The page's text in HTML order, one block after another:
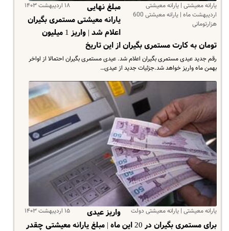
یارانه معیشتی | یارانه معیشتی
اردیبهشت ماه | یارانه معیشتی 600
هزارتومانی
۱۸ اردیبهشت ۱۴۰۳
مبلغ نهایی
یارانه معیشتی مستمری بگیران
اعلام شد | واریز 1 میلیون
تومان به کارت مستمری بگیران از این تاریخ
رقم جدید عیدی مستمری بگیران اعلام شد. عیدی مستمری بگیران احتمالا از اواخر
بهمن ماه واریز خواهد شد.جزئیات جدید از عیدی…
یارانه معیشتی | یارانه معیشتی دولت ۱۵ اردیبهشت ۱۴۰۳
واریز عیدی
برای مستمری بگیران در 20 این ماه | مبلغ یارانه معیشتی چقدر